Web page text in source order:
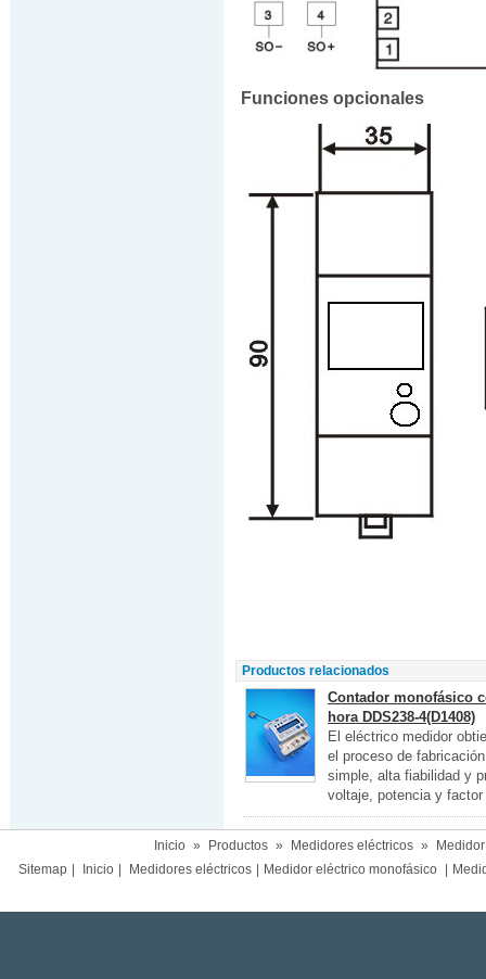
Funciones opcionales
Productos relacionados
Contador monofásico
hora DDS238-4(D1408)
El eléctrico medidor
el proceso de
simple, alta fiabilidad y
voltaje, potencia y
Inicio » Productos » Medidores eléctricos »
Sitemap
Inicio Medidores eléctricos Medidor eléctrico monofásico